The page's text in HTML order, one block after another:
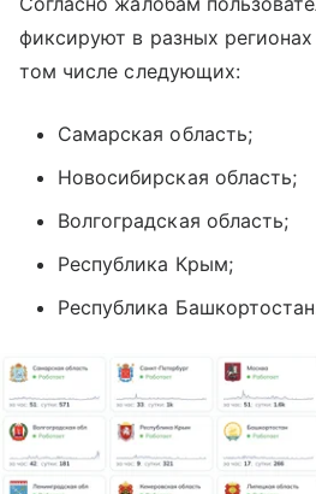
фиксируют в разных
том числе следующих:
Самарская область;
Новосибирская область;
Волгоградская область;
Республика Крым;
Республика